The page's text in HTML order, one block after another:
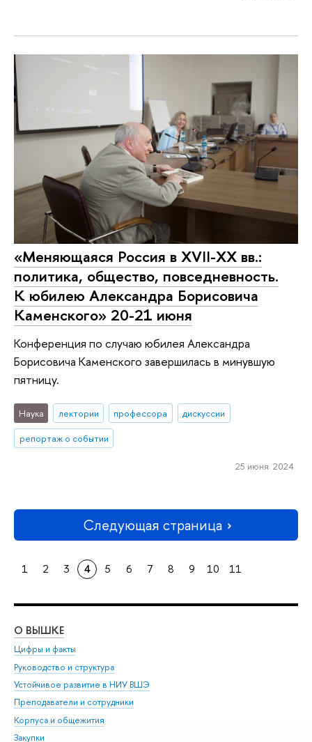
«Меняющаяся Россия в XVII-XX вв.:
политика, общество, повседневность.
К юбилею Александра Борисовича
Каменского» 20-21 июня
Конференция по случаю юбилея Александра
Борисовича Каменского завершилась в минувшую
пятницу.
Наука лектории профессора
дискуссии
репортаж о событии
25 июня 2024
Следующая страница
1 2 3 4 5 6 7 8 9 10 11
О ВЫШКЕ
Цифры и факты
Руководство и структура
Устойчивое развитие в НИУ ВШЭ
Преподаватели и сотрудники
Корпуса и общежития
Закупки